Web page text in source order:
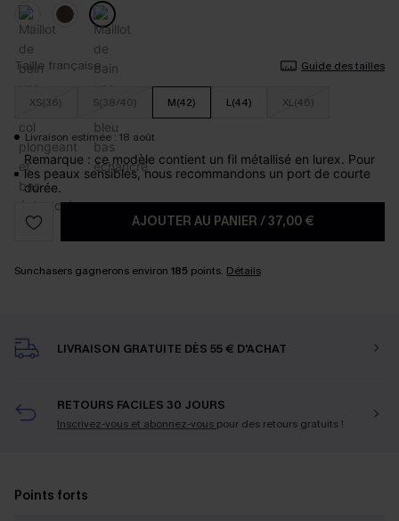
Taille française Guide des tailles
XS(36) S(38/40) M(42) L(44) XL(46)
Livraison estimée : 18 août
Remarque : ce modèle contient un fil métallisé en lurex. Pour
les peaux sensibles, nous recommandons un port de courte
durée.
AJOUTER AU PANIER /37,00 €
Sunchasers gagnerons environ 185 points. Détails
LIVRAISON GRATUITE DÈS 55 € D'ACHAT
RETOURS FACILES 30 JOURS
Inscrivez-vous et abonnez-vous pour des retours gratuits !
Points forts